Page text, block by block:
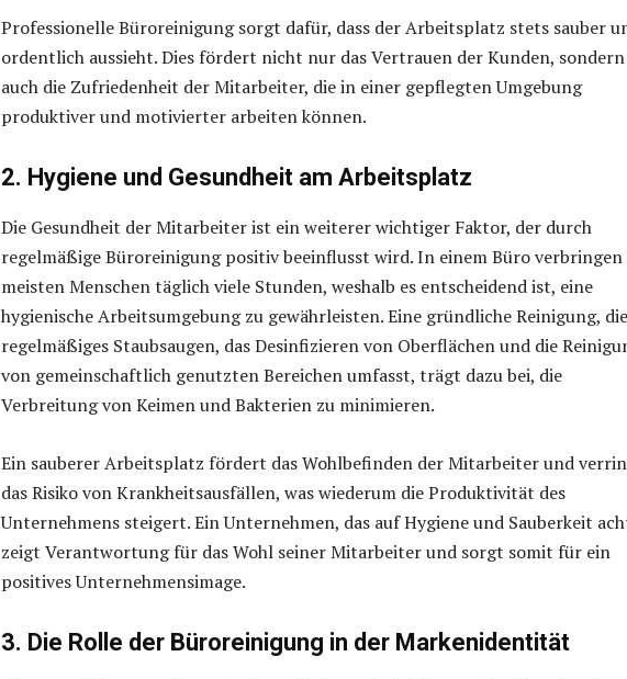
Professionelle Büroreinigung sorgt dafür, dass der Arbeitsplatz stets sauber
ordentlich aussieht. Dies fördert nicht nur das Vertrauen der Kunden, sondern
auch die Zufriedenheit der Mitarbeiter, die in einer gepflegten Umgebung
produktiver und motivierter arbeiten können.
2. Hygiene und Gesundheit am Arbeitsplatz
Die Gesundheit der Mitarbeiter ist ein weiterer wichtiger Faktor, der durch
regelmäßige Büroreinigung positiv beeinflusst wird. In einem Büro verbringen
meisten Menschen täglich viele Stunden, weshalb es entscheidend ist, eine
hygienische Arbeitsumgebung zu gewährleisten. Eine gründliche Reinigung, die
regelmäßiges Staubsaugen, das Desinfizieren von Oberflächen und die
von gemeinschaftlich genutzten Bereichen umfasst, trägt dazu bei, die
Verbreitung von Keimen und Bakterien zu minimieren.
Ein sauberer Arbeitsplatz fördert das Wohlbefinden der Mitarbeiter und
das Risiko von Krankheitsausfällen, was wiederum die Produktivität des
Unternehmens steigert. Ein Unternehmen, das auf Hygiene und Sauberkeit
zeigt Verantwortung für das Wohl seiner Mitarbeiter und sorgt somit für ein
positives Unternehmensimage.
3. Die Rolle der Büroreinigung in der Markenidentität